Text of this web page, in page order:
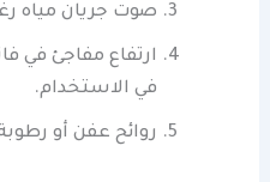
صوت جريان مياه
ارتفاع مفاجئ في
في الاستخدام.
روائح عفن أو